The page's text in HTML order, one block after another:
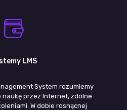
LMS
System rozumiemy
przez Internet, zdolne
W dobie rosnącnej